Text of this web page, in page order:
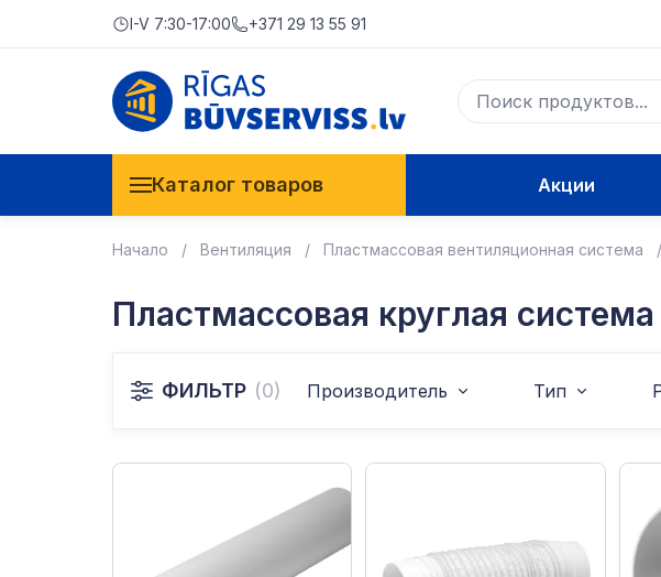
I-V 7:30-17:00 +371 29 13 55 91
Каталог товаров Акции
Начало Вентиляция Пластмассовая вентиляционная система
Пластмассовая круглая система
ФИЛЬТР (0) Производитель Тип